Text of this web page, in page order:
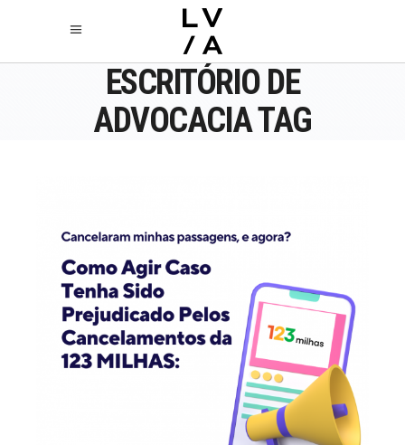
ESCRITÓRIO DE
ADVOCACIA TAG